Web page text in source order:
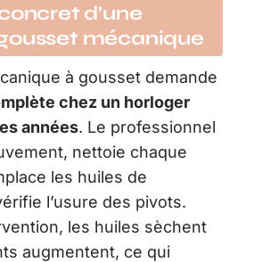
d’une
mécanique
à gousset demande
chez un horloger
années. Le professionnel
nettoie chaque
les huiles de
l’usure des pivots.
les huiles sèchent
augmentent, ce qui